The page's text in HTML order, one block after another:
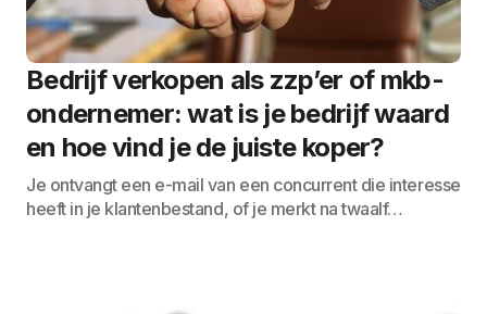
Bedrijf verkopen als zzp’er of mkb-
ondernemer: wat is je bedrijf waard
en hoe vind je de juiste koper?
Je ontvangt een e-mail van een concurrent die interesse
heeft in je klantenbestand, of je merkt na twaalf…